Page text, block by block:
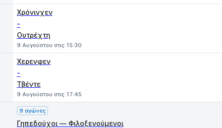
Χρόνινχεν
-
Ουτρέχτη
9 Αυγούστου στις 15:30
Χερενφεν
-
Τβέντε
9 Αυγούστου στις 17:45
9 αγώνες
Γηπεδούχοι — Φιλοξενούμενοι